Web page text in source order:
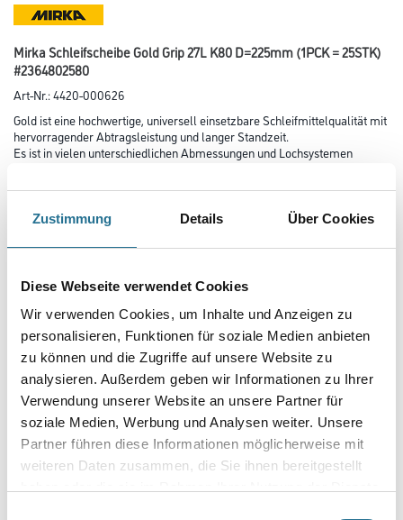
Zustimmung Details Über Cookies
Diese Webseite verwendet Cookies
Wir verwenden Cookies, um Inhalte und Anzeigen zu
personalisieren, Funktionen für soziale Medien anbieten
zu können und die Zugriffe auf unsere Website zu
analysieren. Außerdem geben wir Informationen zu Ihrer
Verwendung unserer Website an unsere Partner für
soziale Medien, Werbung und Analysen weiter. Unsere
Partner führen diese Informationen möglicherweise mit
weiteren Daten zusammen, die Sie ihnen bereitgestellt
Mirka Schleifscheibe Gold Grip 27L K80 D=225mm (1PCK = 25STK)
#2364802580
Art-Nr.:4420-000626
Gold ist eine hochwertige, universell einsetzbare Schleifmittelqualität mit
hervorragender Abtragsleistung und langer Standzeit.
Es ist in vielen unterschiedlichen Abmessungen und Lochsystemen
Durchmesser in millimeter
Körnung
Umrechnungsfaktoren